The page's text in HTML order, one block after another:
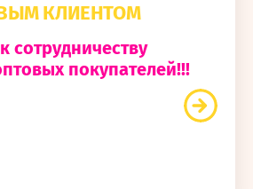
КЛИЕНТОМ
сотрудничеству
покупателей!!!